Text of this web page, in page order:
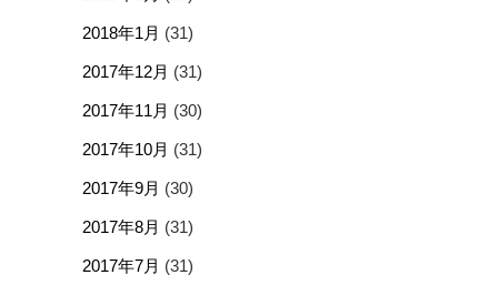
2018年1月 (31)
2017年12月 (31)
2017年11月 (30)
2017年10月 (31)
2017年9月 (30)
2017年8月 (31)
2017年7月 (31)